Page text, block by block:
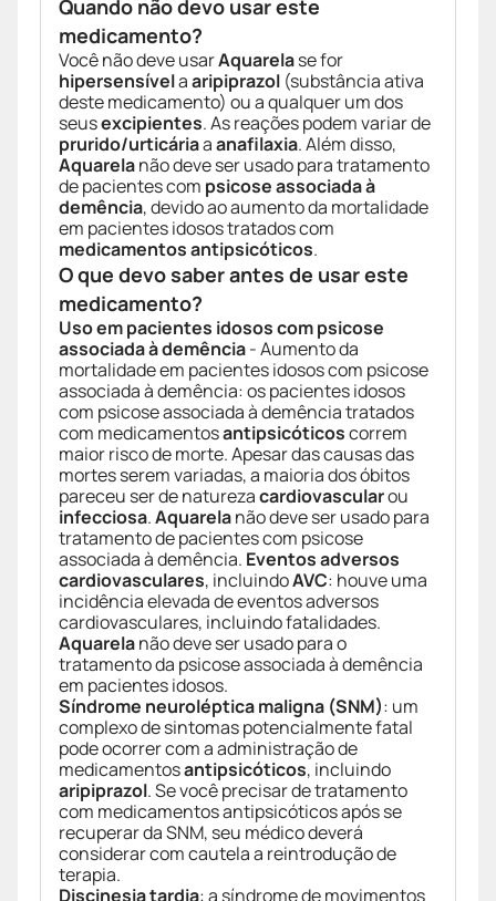
Quando não devo usar este
medicamento?
Você não deve usarAquarelase for
hipersensívelaaripiprazol (substância ativa
deste medicamento) ou a qualquer um dos
seusexcipientes. As reações podem variar de
prurido/urticáriaaanafilaxia. Além disso,
Aquarelanão deve ser usado para tratamento
de pacientes com psicose associada à
demência, devido ao aumento da mortalidade
em pacientes idosos tratados com
medicamentos antipsicóticos.
O que devo saber antes de usar este
medicamento?
Uso em pacientes idosos com psicose
associada à demência- Aumento da
mortalidade em pacientes idosos com psicose
associada à demência: os pacientes idosos
com psicose associada à demência tratados
com medicamentosantipsicóticoscorrem
maior risco de morte. Apesar das causas das
mortes serem variadas, a maioria dos óbitos
pareceu ser de naturezacardiovascularou
infecciosa.Aquarelanão deve ser usado para
tratamento de pacientes com psicose
associada à demência. Eventos adversos
cardiovasculares, incluindoAVC: houve uma
incidência elevada de eventos adversos
cardiovasculares, incluindo fatalidades.
Aquarelanão deve ser usado para o
tratamento da psicose associada à demência
em pacientes idosos.
Síndrome neuroléptica maligna (SNM): um
complexo de sintomas potencialmente fatal
pode ocorrer com a administração de
medicamentosantipsicóticos, incluindo
aripiprazol. Se você precisar de tratamento
com medicamentos antipsicóticos após se
recuperar da SNM, seu médico deverá
considerar com cautela a reintrodução de
terapia.
Discinesia tardia: a síndrome de movimentos